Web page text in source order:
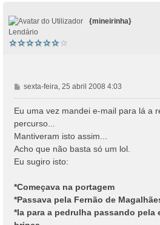
{mineirinha}
Lendário
M
e
a
g
e
m
sexta-feira, 25 abril 2008 4:03
Eu uma vez mandei e-mail para lá a
percurso...
Mantiveram isto assim...
Acho que não basta só um lol.
Eu sugiro isto:
*Começava na portagem
*Passava pela Fernão de
*Ia para a pedrulha passando pela